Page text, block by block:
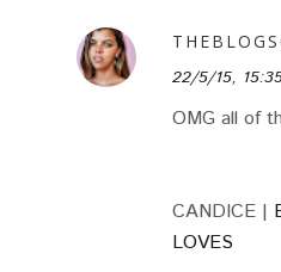
22/5/15,
OMG all of
CANDICE |
LOVES